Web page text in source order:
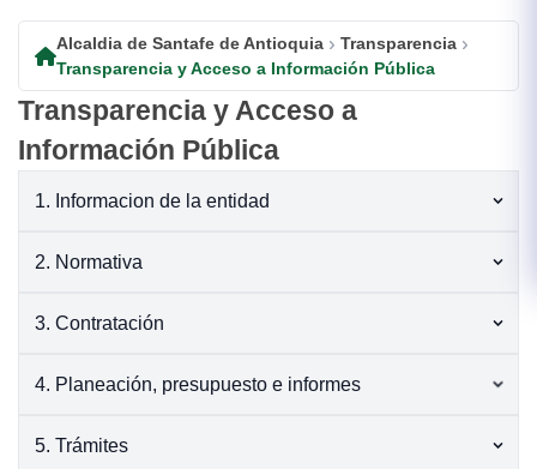
Alcaldia de Santafe de Antioquia
Transparencia
Transparencia y Acceso a Información Pública
Transparencia y Acceso a
Información Pública
1. Informacion de la entidad
2. Normativa
3. Contratación
4. Planeación, presupuesto e informes
5. Trámites